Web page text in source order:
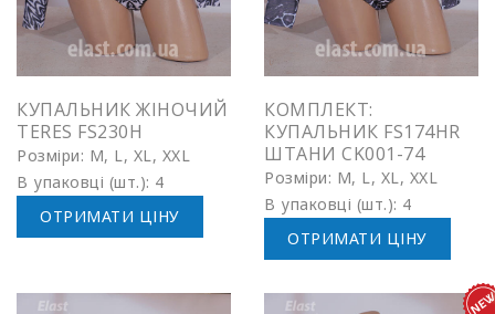
КУПАЛЬНИК ЖІНОЧИЙ
TERES FS230H
Розміри: M, L, XL, XXL
В упаковці (шт.): 4
ОТРИМАТИ ЦІНУ
КОМПЛЕКТ:
КУПАЛЬНИК FS174HR
ШТАНИ CK001-74
Розміри: M, L, XL, XXL
В упаковці (шт.): 4
ОТРИМАТИ ЦІНУ